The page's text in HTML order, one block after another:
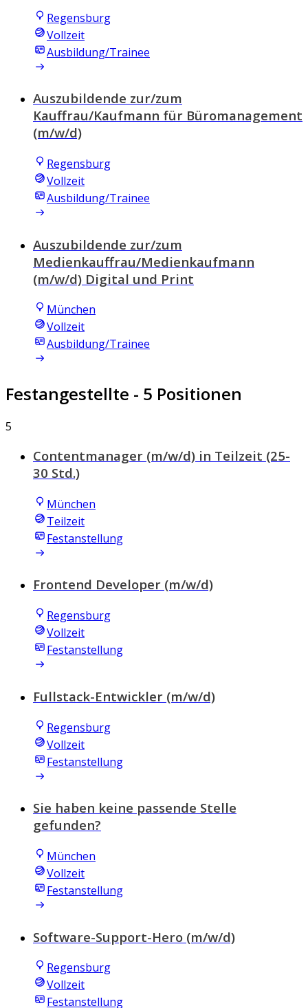
Regensburg
Vollzeit
Ausbildung/Trainee
Auszubildende zur/zum
Kauffrau/Kaufmann für Büromanagement
(m/w/d)
Regensburg
Vollzeit
Ausbildung/Trainee
Auszubildende zur/zum
Medienkauffrau/Medienkaufmann
(m/w/d) Digital und Print
München
Vollzeit
Ausbildung/Trainee
Festangestellte - 5 Positionen
5
Contentmanager (m/w/d) in Teilzeit (25-
30 Std.)
München
Teilzeit
Festanstellung
Frontend Developer (m/w/d)
Regensburg
Vollzeit
Festanstellung
Fullstack-Entwickler (m/w/d)
Regensburg
Vollzeit
Festanstellung
Sie haben keine passende Stelle
gefunden?
München
Vollzeit
Festanstellung
Software-Support-Hero (m/w/d)
Regensburg
Vollzeit
Festanstellung